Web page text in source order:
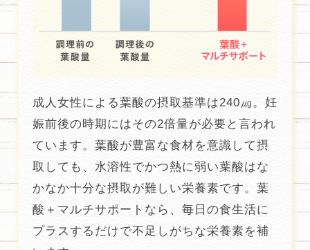
成人女性による葉酸の摂取基準は240㎍。妊
娠前後の時期にはその2倍量が必要と言われ
ています。葉酸が豊富な食材を意識して摂
取しても、水溶性でかつ熱に弱い葉酸はな
かなか十分な摂取が難しい栄養素です。葉
酸＋マルチサポートなら、毎日の食生活に
プラスするだけで不足しがちな栄養素を補